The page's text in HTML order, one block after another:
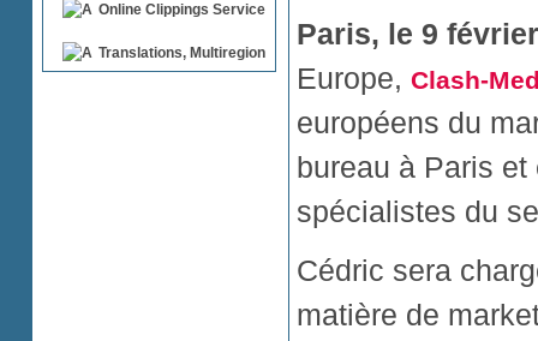
Online Clippings Service
Translations, Multiregion
Paris, le 9
Europe, Clash-
européens du
bureau à Paris
spécialistes du
Cédric sera
matière de